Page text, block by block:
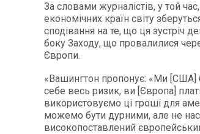
За словами журналістів, у той
економічних країн світу
сподівання на те, що ця зустріч
боку Заходу, що провалилися
Європи.
«Вашингтон пропонує: «Ми [США]
себе весь ризик, ви [Європа]
використовуємо ці гроші для
можемо бути дурними, але не
високопоставлений